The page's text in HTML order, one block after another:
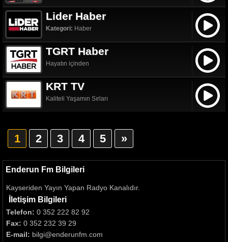
Lider Haber
Kategori: Haber
TGRT Haber
Hayatın içinden
KRT TV
Kaliteli Yaşamın Sırları
1 2 3 4 5 »
Enderun Fm Bilgileri
Kayseriden Yayın Yapan Radyo Kanalıdır.
İletişim Bilgileri
Telefon: 0 352 222 82 92
Fax: 0 352 232 39 29
E-mail: bilgi@enderunfm.com